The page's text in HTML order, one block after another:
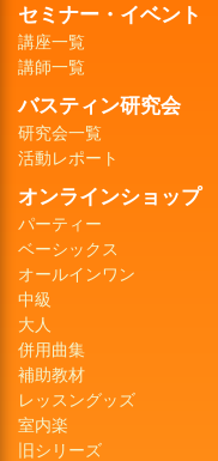
セミナー・イベント
講座一覧
講師一覧
バスティン研究会
研究会一覧
活動レポート
オンラインショップ
パーティー
ベーシックス
オールインワン
中級
大人
併用曲集
補助教材
レッスングッズ
室内楽
旧シリーズ